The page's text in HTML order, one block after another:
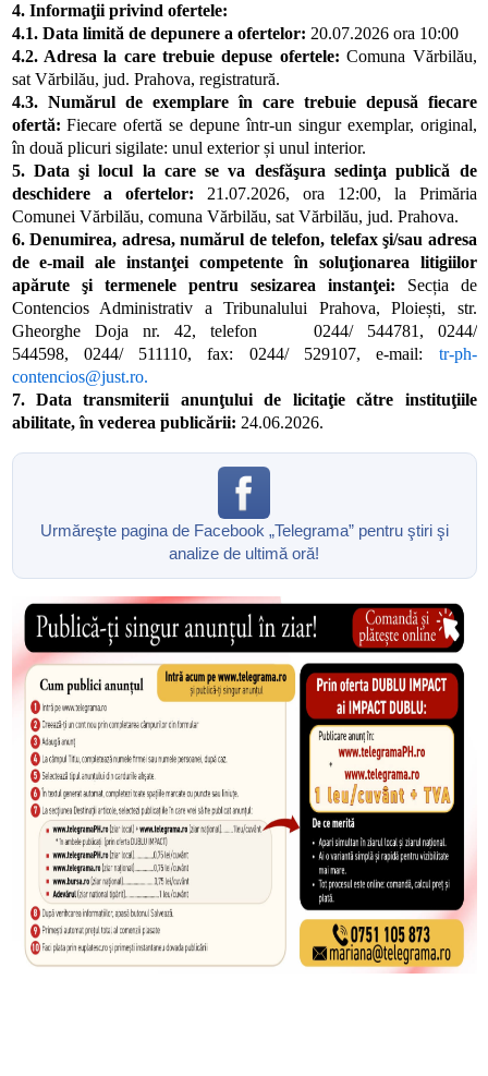
4. Informaţii privind ofertele:
4.1. Data limită de depunere a ofertelor: 20.07.2026 ora 10:00
4.2. Adresa la care trebuie depuse ofertele:Comuna Vărbilău,
sat Vărbilău, jud. Prahova, registratură.
4.3. Numărul de exemplare în care trebuie depusă fiecare
ofertă:Fiecare ofertă se depune într-un singur exemplar, original,
în două plicuri sigilate: unul exterior și unul interior.
5. Data şi locul la care se va desfăşura sedinţa publică de
deschidere a ofertelor: 21.07.2026, ora 12:00, la Primăria
Comunei Vărbilău, comuna Vărbilău, sat Vărbilău, jud. Prahova.
6. Denumirea, adresa, numărul de telefon, telefax şi/sau adresa
de e-mail ale instanţei competente în soluţionarea litigiilor
apărute şi termenele pentru sesizarea instanţei: Secția de
Contencios Administrativ a Tribunalului Prahova, Ploiești, str.
Gheorghe Doja nr. 42, telefon 0244/ 544781, 0244/
544598, 0244/ 511110, fax: 0244/ 529107, e-mail: tr-ph-
contencios@just.ro.
7. Data transmiterii anunţului de licitaţie către instituţiile
abilitate, în vederea publicării: 24.06.2026.
Urmăreşte pagina de Facebook „Telegrama” pentru ştiri şi
analize de ultimă oră!